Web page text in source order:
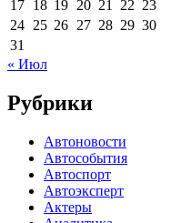
17 18 19 20 21 22 23
24 25 26 27 28 29 30
31
« Июл
Рубрики
Автоновости
Автособытия
Автоспорт
Автоэксперт
Актеры